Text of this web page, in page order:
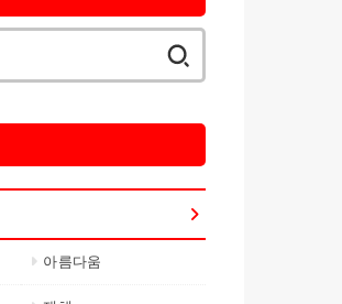
아름다움